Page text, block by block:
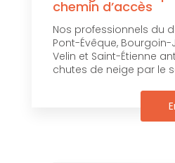
chemin d’accès
Nos professionnels du
Pont-Évêque, Bourgoin-
Velin et Saint-Étienne
chutes de neige par le